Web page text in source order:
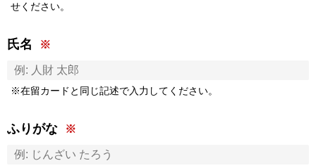
せください。
氏名
※在留カードと同じ記述で入力してください。
ふりがな